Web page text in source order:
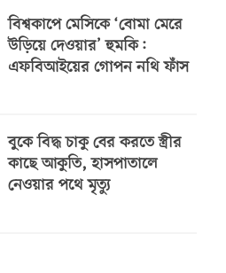
বিশ্বকাপে মেসিকে ‘বোমা মেরে
উড়িয়ে দেওয়ার’ হুমকি:
এফবিআইয়ের গোপন নথি ফাঁস
বুকে বিদ্ধ চাকু বের করতে স্ত্রীর
কাছে আকুতি, হাসপাতালে
নেওয়ার পথে মৃত্যু